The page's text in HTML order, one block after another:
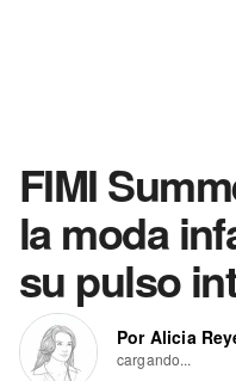
FIMI
la moda
su pulso
Por Alicia
cargando...